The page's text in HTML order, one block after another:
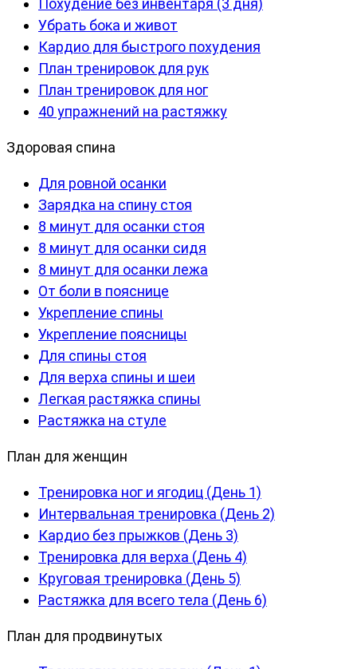
Похудение без инвентаря (3 дня)
Убрать бока и живот
Кардио для быстрого похудения
План тренировок для рук
План тренировок для ног
40 упражнений на растяжку
Здоровая спина
Для ровной осанки
Зарядка на спину стоя
8 минут для осанки стоя
8 минут для осанки сидя
8 минут для осанки лежа
От боли в пояснице
Укрепление спины
Укрепление поясницы
Для спины стоя
Для верха спины и шеи
Легкая растяжка спины
Растяжка на стуле
План для женщин
Тренировка ног и ягодиц (День 1)
Интервальная тренировка (День 2)
Кардио без прыжков (День 3)
Тренировка для верха (День 4)
Круговая тренировка (День 5)
Растяжка для всего тела (День 6)
План для продвинутых